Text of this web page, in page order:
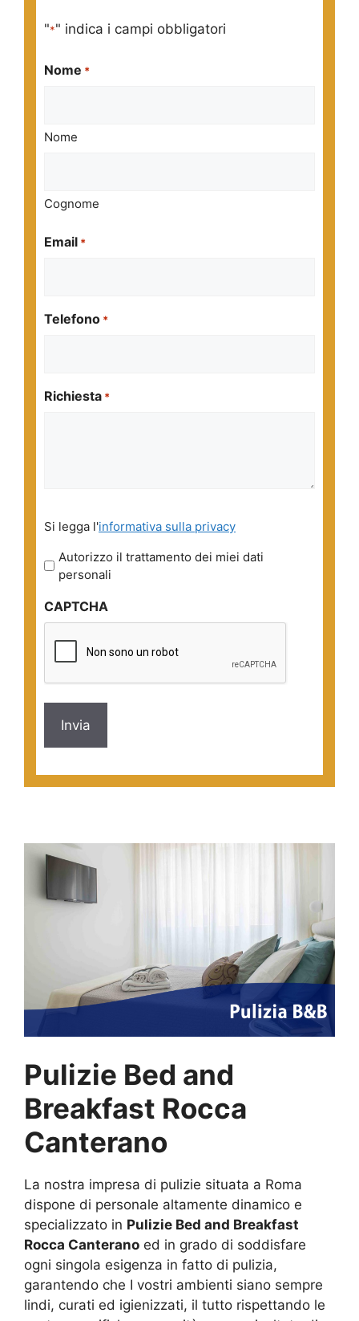
"*" indica i campi obbligatori
Nome *
Nome
Cognome
Email *
Telefono *
Richiesta *
legga
l'informativa
sulla
*
Si legga l'informativa sulla privacy
Autorizzo il trattamento dei miei dati
personali
CAPTCHA
Pulizie Bed and
Breakfast Rocca
Canterano
La nostra impresa di pulizie situata a Roma
dispone di personale altamente dinamico e
specializzato in Pulizie Bed and Breakfast
Rocca Canterano ed in grado di soddisfare
ogni singola esigenza in fatto di pulizia,
garantendo che I vostri ambienti siano sempre
lindi, curati ed igienizzati, il tutto rispettando le